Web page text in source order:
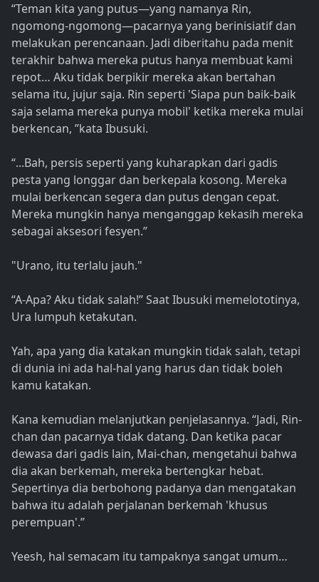
“Teman kita yang putus—yang namanya Rin,
ngomong-ngomong—pacarnya yang berinisiatif dan
melakukan perencanaan. Jadi diberitahu pada menit
terakhir bahwa mereka putus hanya membuat kami
repot… Aku tidak berpikir mereka akan bertahan
selama itu, jujur saja. Rin seperti 'Siapa pun baik-baik
saja selama mereka punya mobil' ketika mereka mulai
berkencan, ”kata Ibusuki.
“...Bah, persis seperti yang kuharapkan dari gadis
pesta yang longgar dan berkepala kosong. Mereka
mulai berkencan segera dan putus dengan cepat.
Mereka mungkin hanya menganggap kekasih mereka
sebagai aksesori fesyen.”
"Urano, itu terlalu jauh."
“A-Apa? Aku tidak salah!” Saat Ibusuki memelototinya,
Ura lumpuh ketakutan.
Yah, apa yang dia katakan mungkin tidak salah, tetapi
di dunia ini ada hal-hal yang harus dan tidak boleh
kamu katakan.
Kana kemudian melanjutkan penjelasannya. “Jadi, Rin-
chan dan pacarnya tidak datang. Dan ketika pacar
dewasa dari gadis lain, Mai-chan, mengetahui bahwa
dia akan berkemah, mereka bertengkar hebat.
Sepertinya dia berbohong padanya dan mengatakan
bahwa itu adalah perjalanan berkemah 'khusus
perempuan'.”
Yeesh, hal semacam itu tampaknya sangat umum…